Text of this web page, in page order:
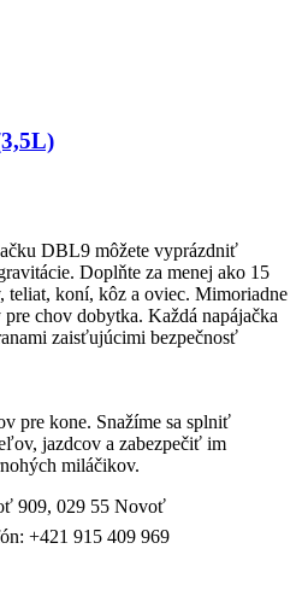
DBL9 môžete vyprázdniť
Doplňte za menej ako 15
teliat, koní, kôz a oviec. Mimoriadne
chov dobytka. Každá napájačka
zaisťujúcimi bezpečnosť
pre kone. Snažíme sa splniť
jazdcov a zabezpečiť im
miláčikov.
909, 029 55 Novoť
+421 915 409 969